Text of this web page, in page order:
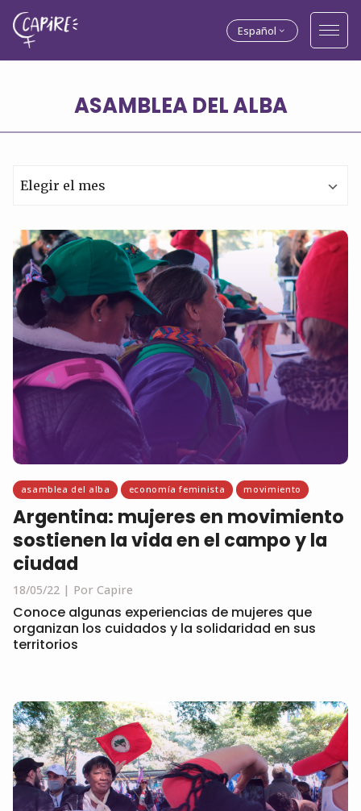
Español
ASAMBLEA DEL ALBA
asamblea del alba economía feminista movimiento
Argentina: mujeres en movimiento
sostienen la vida en el campo y la
ciudad
18/05/22 Por Capire
Conoce algunas experiencias de mujeres que
organizan los cuidados y la solidaridad en sus
territorios